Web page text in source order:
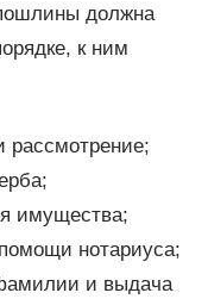
должна
к ним
рассмотрение;
имущества;
нотариуса;
и выдача